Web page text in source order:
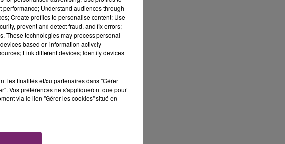
l'exige".
avoir des
pour les
Understand audiences through
Create profiles to personalise content; Use
prevent and detect fraud, and fix errors;
These technologies may process personal
based on information actively
Link different devices; Identify devices
les finalités et/ou partenaires dans "Gérer
Vos préférences ne s'appliqueront que pour
via le lien "Gérer les cookies" situé en